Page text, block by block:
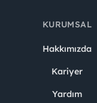
KURUMSAL
Hakkımızda
Kariyer
Yardım